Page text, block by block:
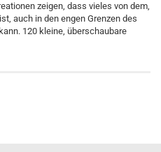
zeigen, dass vieles von dem,
auch in den engen Grenzen des
120 kleine, überschaubare